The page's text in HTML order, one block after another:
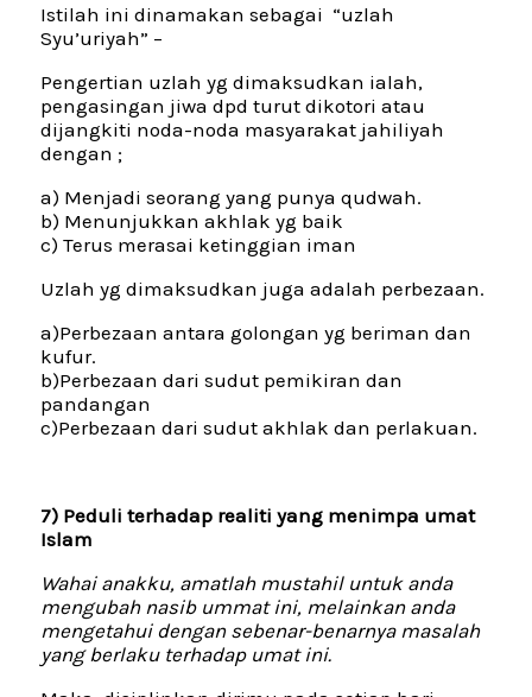
Istilah ini dinamakan sebagai “uzlah
Syu’uriyah” –
Pengertian uzlah yg dimaksudkan ialah,
pengasingan jiwa dpd turut dikotori atau
dijangkiti noda-noda masyarakat jahiliyah
dengan ;
a) Menjadi seorang yang punya qudwah.
b) Menunjukkan akhlak yg baik
c) Terus merasai ketinggian iman
Uzlah yg dimaksudkan juga adalah perbezaan.
a)Perbezaan antara golongan yg beriman dan
kufur.
b)Perbezaan dari sudut pemikiran dan
pandangan
c)Perbezaan dari sudut akhlak dan perlakuan.
7) Peduli terhadap realiti yang menimpa umat
Islam
Wahai anakku, amatlah mustahil untuk anda
mengubah nasib ummat ini, melainkan anda
mengetahui dengan sebenar-benarnya masalah
yang berlaku terhadap umat ini.